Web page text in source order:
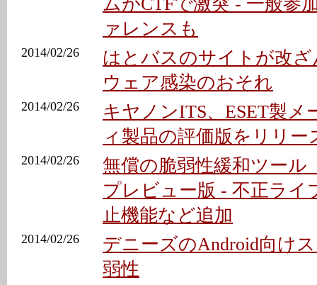
ァレンスも
2014/02/26
はとバスのサイトが改
ウェア感染のおそれ
2014/02/26
キヤノンITS、ESET製メ
ィ製品の評価版をリリー
2014/02/26
無償の脆弱性緩和ツール
プレビュー版 - 不正ライ
止機能など追加
2014/02/26
デニーズのAndroid向け
弱性